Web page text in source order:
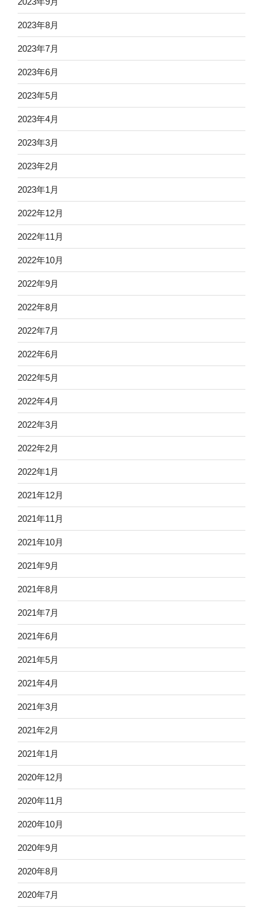
2023年8月
2023年7月
2023年6月
2023年5月
2023年4月
2023年3月
2023年2月
2023年1月
2022年12月
2022年11月
2022年10月
2022年9月
2022年8月
2022年7月
2022年6月
2022年5月
2022年4月
2022年3月
2022年2月
2022年1月
2021年12月
2021年11月
2021年10月
2021年9月
2021年8月
2021年7月
2021年6月
2021年5月
2021年4月
2021年3月
2021年2月
2021年1月
2020年12月
2020年11月
2020年10月
2020年9月
2020年8月
2020年7月